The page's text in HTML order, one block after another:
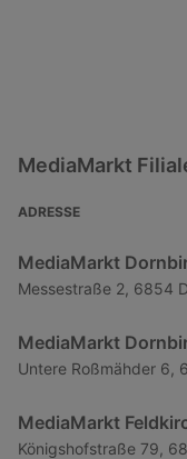
MediaMarkt
ADRESSE
MediaMarkt
Messestraße 2, 6854
MediaMarkt
Untere Roßmähder 6,
MediaMarkt
Königshofstraße 79,